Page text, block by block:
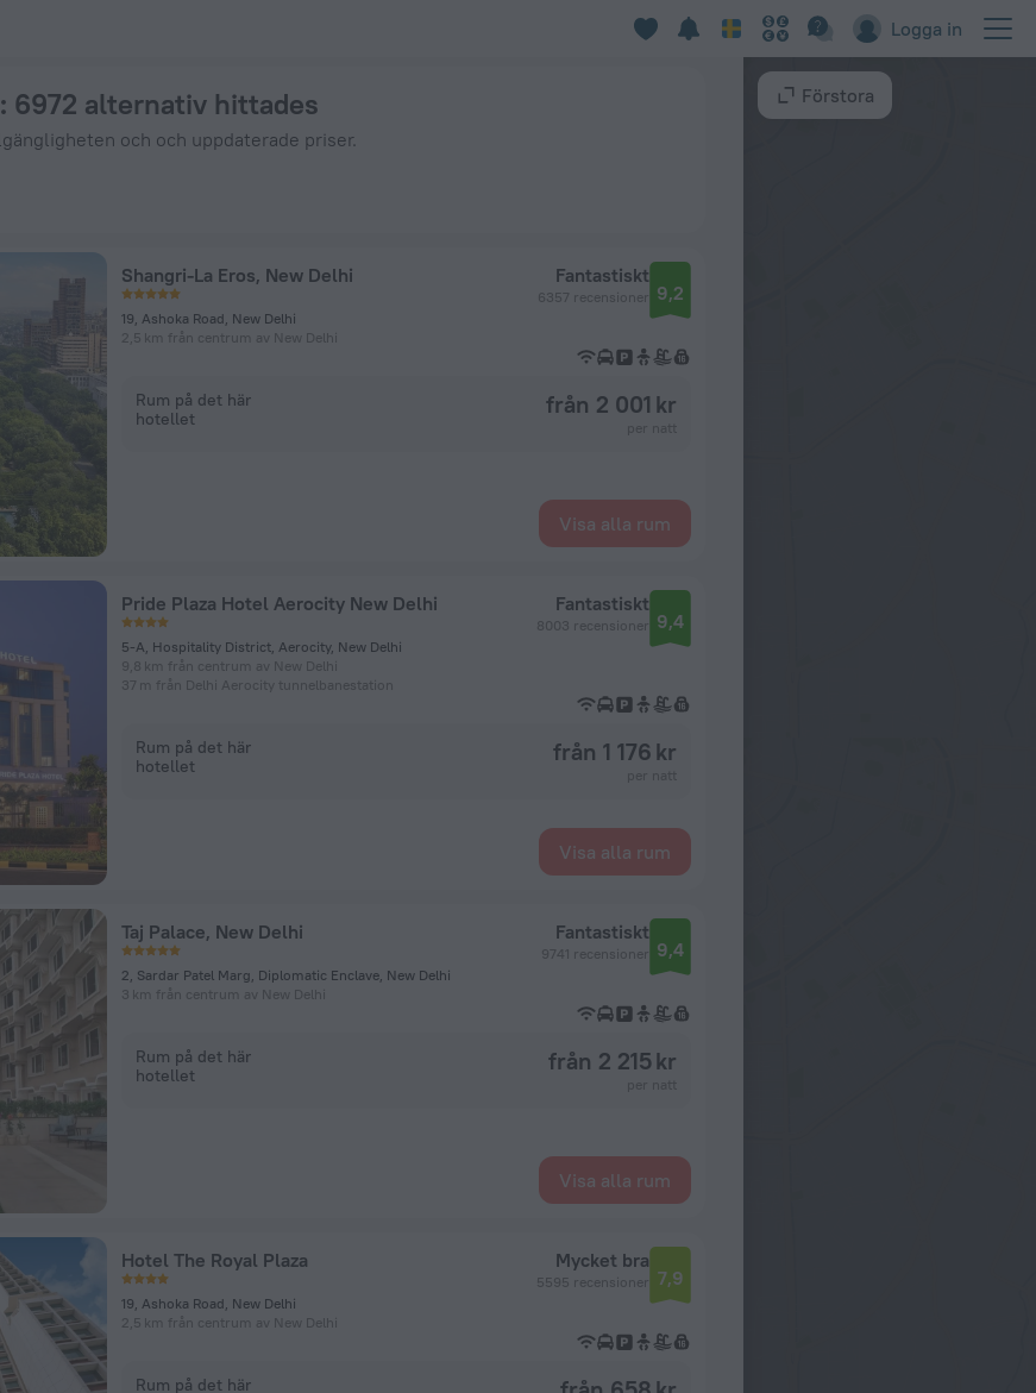
Logga in
: 6972 alternativ hittades
och och uppdaterade priser.
Shangri-La Eros, New Delhi
19, Ashoka Road, New Delhi
2,5 km från centrum av New Delhi
Fantastiskt
6357 recensioner 9,2
Rum på det här
hotellet
från 2 001 kr
Visa alla rum
Pride Plaza Hotel Aerocity New Delhi
5-A, Hospitality District, Aerocity, New Delhi
9,8 km från centrum av New Delhi
37 m från Delhi Aerocity tunnelbanestation
Fantastiskt
8003 recensioner 9,4
Rum på det här
hotellet
från 1 176 kr
Visa alla rum
Taj Palace, New Delhi
2, Sardar Patel Marg, Diplomatic Enclave, New Delhi
3 km från centrum av New Delhi
Fantastiskt
9741 recensioner 9,4
Rum på det här
hotellet
från 2 215 kr
Visa alla rum
Hotel The Royal Plaza
19, Ashoka Road, New Delhi
2,5 km från centrum av New Delhi
Mycket bra
5595 recensioner 7,9
Rum på det här
Förstora